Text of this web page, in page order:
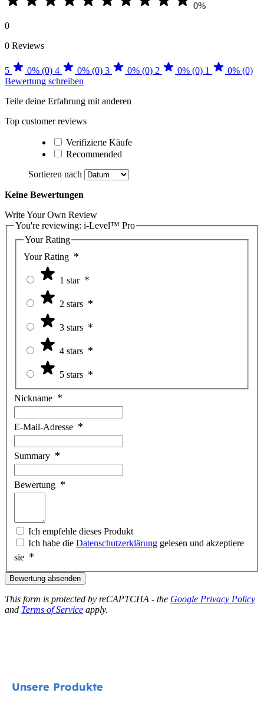
0%
0
0 Reviews
5 0% (0) 4 0% (0) 3 0% (0) 2 0% (0) 1
0% (0)
Bewertung schreiben
Teile deine Erfahrung mit anderen
Top customer reviews
Verifizierte Käufe
Recommended
Sortieren nach
Keine Bewertungen
Write Your Own Review
You're reviewing: i-Level™ Pro
Your Rating
Your Rating
1 star
2 stars
3 stars
4 stars
5 stars
Nickname
E-Mail-Adresse
Summary
Bewertung
Ich empfehle dieses Produkt
Ich habe die Datenschutzerklärung gelesen und akzeptiere
sie
Bewertung absenden
This form is protected by reCAPTCHA - the Google Privacy Policy
and Terms of Service apply.
Unsere Produkte